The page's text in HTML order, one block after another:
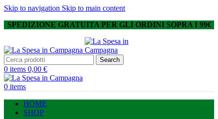
Skip to navigation Skip to main content
SPEDIZIONE GRATUITA PER GLI ORDINI SOPRA I 99€
Search
0 items 0,00 €
0 items
HOME
SHOP